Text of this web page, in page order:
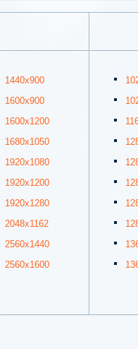
1440x900
1600x900
1600x1200
1680x1050
1920x1080
1920x1200
1920x1280
2048x1162
2560x1440
2560x1600